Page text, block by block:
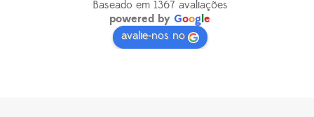
Baseado em 1367 avaliações
powered by Google
avalie-nos no